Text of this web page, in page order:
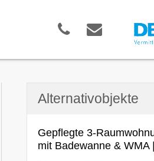
Alternativobjekte
Gepflegte 3-
mit Badewanne & WMA